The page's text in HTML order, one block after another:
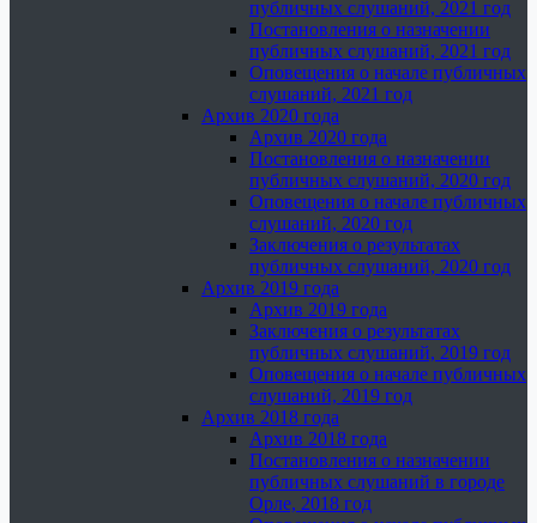
публичных слушаний, 2021 год
Постановления о назначении
публичных слушаний, 2021 год
Оповещения о начале публичных
слушаний, 2021 год
Архив 2020 года
Архив 2020 года
Постановления о назначении
публичных слушаний, 2020 год
Оповещения о начале публичных
слушаний, 2020 год
Заключения о результатах
публичных слушаний, 2020 год
Архив 2019 года
Архив 2019 года
Заключения о результатах
публичных слушаний, 2019 год
Оповещения о начале публичных
слушаний, 2019 год
Архив 2018 года
Архив 2018 года
Постановления о назначении
публичных слушаний в городе
Орле, 2018 год